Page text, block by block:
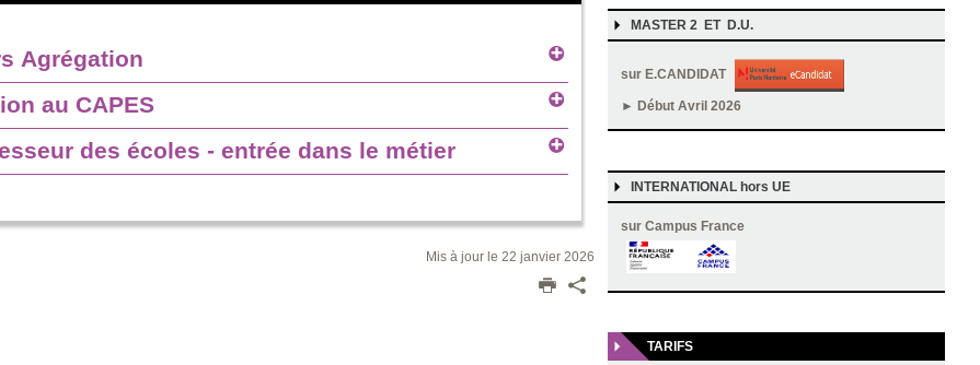
Agrégation
au CAPES
des écoles - entrée dans le métier
Mis à jour le 22 janvier 2026
MASTER 2 ET D.U.
sur E.CANDIDAT
► Début Avril 2026
INTERNATIONAL hors UE
sur Campus France
TARIFS